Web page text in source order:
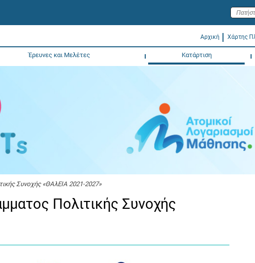
Αρχική Χάρτης
Έρευνες και Μελέτες Κατάρτιση
Συνοχής «ΘΑλΕΙΑ 2021-2027»
Πολιτικής Συνοχής